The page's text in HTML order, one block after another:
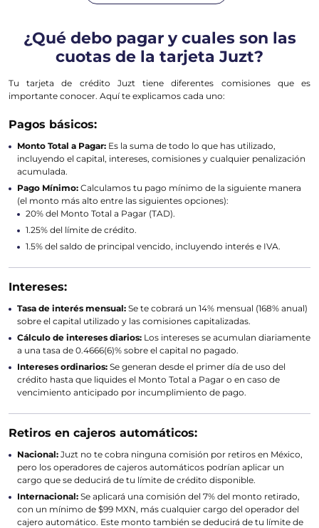
¿Qué debo pagar y cuales son las
cuotas de la tarjeta Juzt?
Tu tarjeta de crédito Juzt tiene diferentes comisiones que es
importante conocer. Aquí te explicamos cada uno:
Pagos básicos:
Monto Total a Pagar: Es la suma de todo lo que has utilizado,
incluyendo el capital, intereses, comisiones y cualquier penalización
acumulada.
Pago Mínimo: Calculamos tu pago mínimo de la siguiente manera
(el monto más alto entre las siguientes opciones):
20% del Monto Total a Pagar (TAD).
1.25% del límite de crédito.
1.5% del saldo de principal vencido, incluyendo interés e IVA.
Intereses:
Tasa de interés mensual: Se te cobrará un 14% mensual (168% anual)
sobre el capital utilizado y las comisiones capitalizadas.
Cálculo de intereses diarios: Los intereses se acumulan diariamente
a una tasa de 0.4666(6)% sobre el capital no pagado.
Intereses ordinarios: Se generan desde el primer día de uso del
crédito hasta que liquides el Monto Total a Pagar o en caso de
vencimiento anticipado por incumplimiento de pago.
Retiros en cajeros automáticos:
Nacional: Juzt no te cobra ninguna comisión por retiros en México,
pero los operadores de cajeros automáticos podrían aplicar un
cargo que se deducirá de tu límite de crédito disponible.
Internacional: Se aplicará una comisión del 7% del monto retirado,
con un mínimo de $99 MXN, más cualquier cargo del operador del
cajero automático. Este monto también se deducirá de tu límite de